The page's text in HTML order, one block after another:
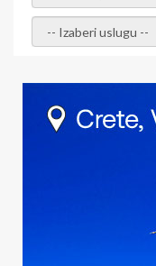
- Izaberite uslugu -